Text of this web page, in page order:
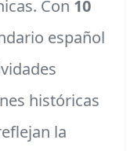
Con 10
español
históricas
la